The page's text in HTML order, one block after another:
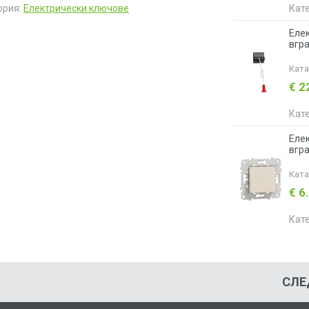
Електрически ключове
€
€